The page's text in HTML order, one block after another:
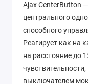
Ajax CenterButton
центрального
способного
Реагирует как на
на расстояние до
выключателем